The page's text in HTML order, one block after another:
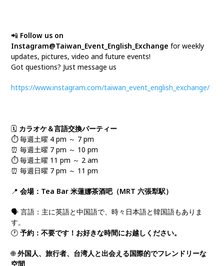
📲 Follow us on
Instagram@Taiwan_Event_English_Exchange for weekly
updates, pictures, video and future events!
Got questions? Just message us
https://www.instagram.com/taiwan_event_english_exchange/
🗓️ カラオケ＆言語交換パーティー
⏱️ 毎週土曜 4 pm ～ 7 pm
⏰ 毎週土曜 7 pm ～ 10 pm
⏱️ 毎週土曜 11 pm ～ 2 am
⏰ 毎週日曜 7 pm ～ 11 pm
📍会場：Tea Bar 米蓮娜茶酒吧（MRT 六張犁駅）
🗣️ 言語：主に英語と中国語で、時々日本語と韓国語もありま
す。
🕐予約：不要です！お好きな時間にお越しください。
🌐外国人、旅行者、台湾人と出会える国際的でフレンドリーな
空間